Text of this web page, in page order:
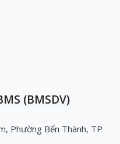
(BMSDV)
Phường Bến Thành, TP